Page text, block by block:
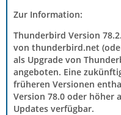
Zur Information:
Thunderbird Version
von thunderbird.net
als Upgrade von
angeboten. Eine
früheren Versionen
Version 78.0 oder höher
Updates verfügbar.